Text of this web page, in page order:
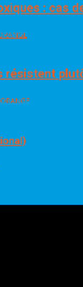
: cas
résistent